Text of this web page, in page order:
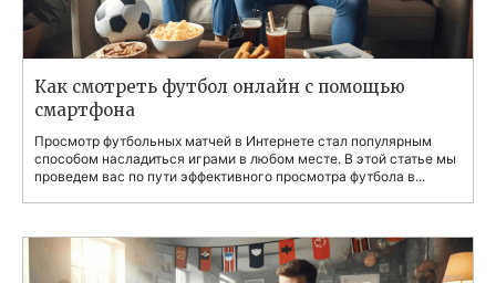
Как смотреть футбол онлайн с помощью
смартфона
Просмотр футбольных матчей в Интернете стал популярным
способом насладиться играми в любом месте. В этой статье мы
проведем вас по пути эффективного просмотра футбола в...